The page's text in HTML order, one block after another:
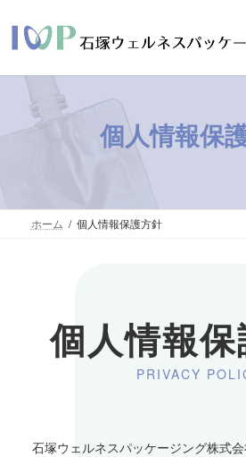
個人情報保
ホーム 個人情報保護方針
個人情報
PRIVACY
石塚ウェルネスパッケージング株式会